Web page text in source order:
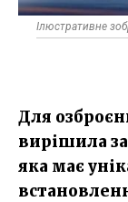
Ілюстративне
Для
вирішила
яка має